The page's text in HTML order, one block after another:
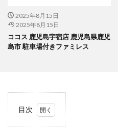
2025年8月15日
2025年8月15日
ココス 鹿児島宇宿店 鹿児島県鹿児
島市 駐車場付きファミレス
目次